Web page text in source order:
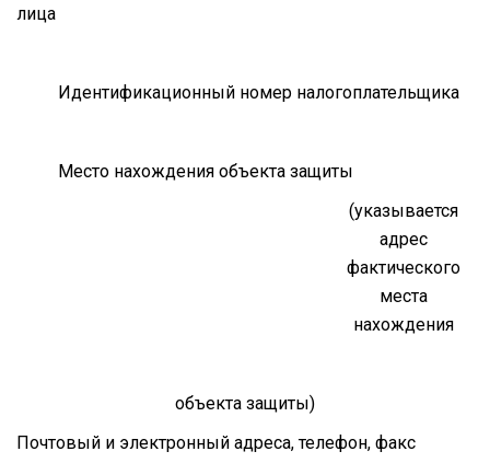
лица
Идентификационный номер налогоплательщика
Место нахождения объекта защиты
(указывается
адрес
фактического
места
нахождения
объекта защиты)
Почтовый и электронный адреса, телефон, факс